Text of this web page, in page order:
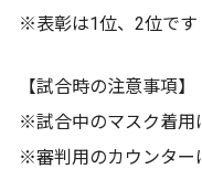
※表彰は1位、2位です
【試合時の注意事項】
※試合中のマスク着用
※審判用のカウンター